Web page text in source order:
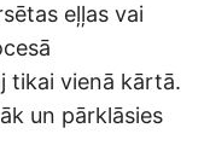
eļļas vai
tikai vienā kārtā.
un pārklāsies